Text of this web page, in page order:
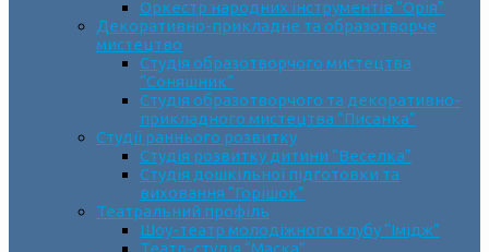
Оркестр народних інструментів “Орія”
Декоративно-прикладне та образотворче
мистецтво
Cтудія образотворчого мистецтва
“Соняшник”
Студія образотворчого та декоративно-
прикладного мистецтва “Писанка”
Студії раннього розвитку
Студія розвитку дитини “Веселка”
Студія дошкільної підготовки та
виховання “Горішок”
Театральний профіль
Шоу-театр молодіжного клубу “Імідж”
Театр-студія “Маска”